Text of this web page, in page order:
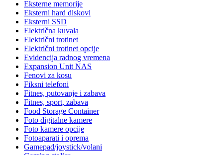
Eksterne memorije
Eksterni hard diskovi
Eksterni SSD
Električna kuvala
Električni trotinet
Električni trotinet opcije
Evidencija radnog vremena
Expansion Unit NAS
Fenovi za kosu
Fiksni telefoni
Fitnes, putovanje i zabava
Fitnes, sport, zabava
Food Storage Container
Foto digitalne kamere
Foto kamere opcije
Fotoaparati i oprema
Gamepad/joystick/volani